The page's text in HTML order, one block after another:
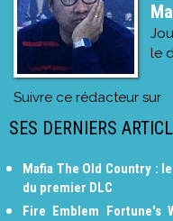
le
Suivre ce rédacteur sur
SES DERNIERS
Mafia The Old Country :
du premier DLC
Fire Emblem Fortune's